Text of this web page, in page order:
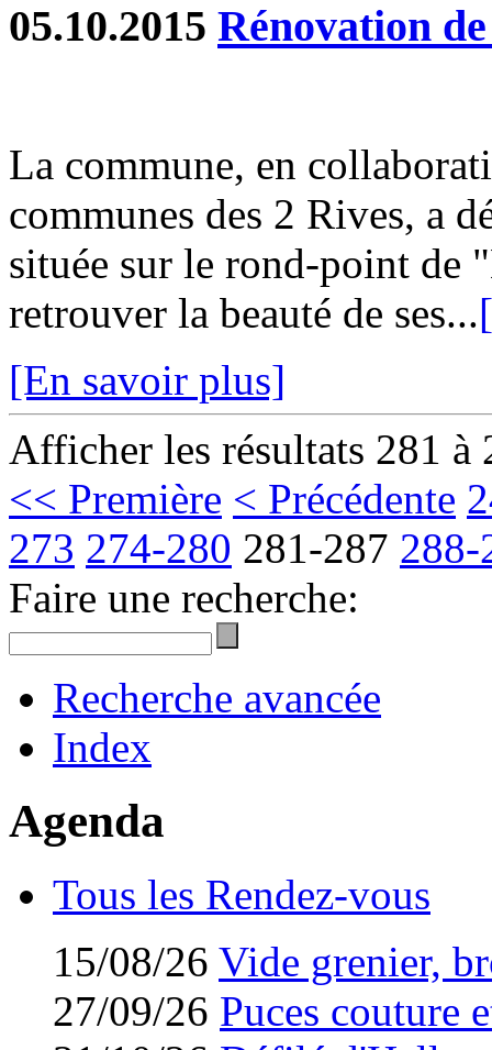
05.10.2015 Rénovation
La commune, en
communes des 2 Rives, a
située sur le rond-point de
retrouver la beauté de ses...
[En savoir plus]
Afficher les résultats 281 à
<< Première < Précédente
273 274-280 281-287 288-
Faire une recherche:
Recherche avancée
Index
Agenda
Tous les Rendez-vous
15/08/26 Vide grenier,
27/09/26 Puces couture